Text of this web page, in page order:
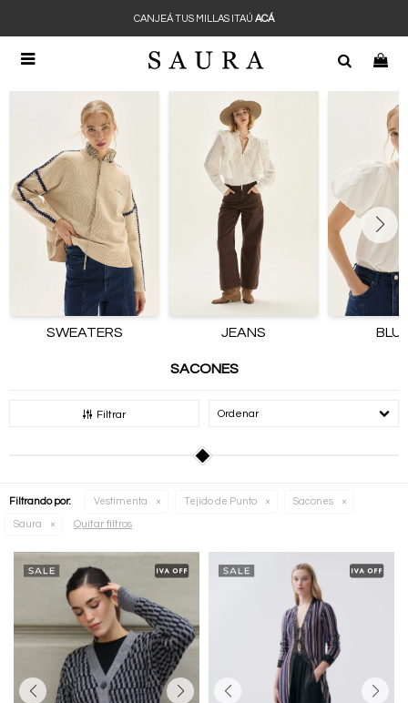

CANJEÁ TUS MILLAS ITAÚ ACÁ
SWEATERS JEANS
SACONES
Filtrar Recomendados
Filtrando por: Vestimenta Tejido de Punto Sacones
Saura Quitar filtros